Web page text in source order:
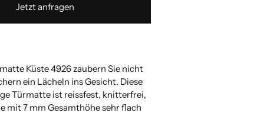
Jetzt anfragen
Küste 4926 zaubern Sie nicht
ein Lächeln ins Gesicht. Diese
Türmatte ist reissfest, knitterfrei,
mit 7 mm Gesamthöhe sehr flach